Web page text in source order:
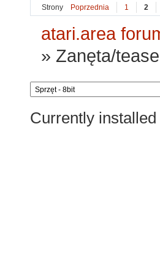
Strony Poprzednia 1 2
atari.area
» Zanęta/
Currently installed